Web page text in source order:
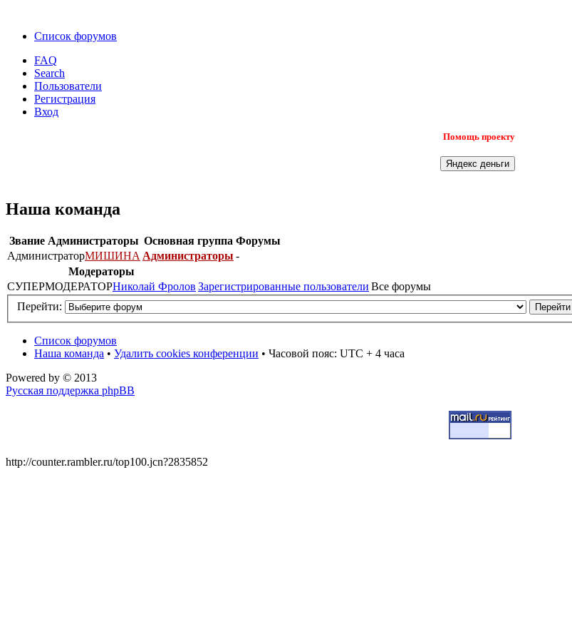
Список форумов
FAQ
Search
Пользователи
Регистрация
Вход
Помощь проекту
Наша команда
Звание Администраторы Основная группа Форумы
АдминистраторМИШИНА Администраторы -
Модераторы
СУПЕРМОДЕРАТОРНиколай Фролов Зарегистрированные пользователи Все форумы
Перейти:
Список форумов
Наша команда • Удалить cookies конференции • Часовой пояс: UTC + 4 часа
Powered by © 2013
Русская поддержка phpBB
http://counter.rambler.ru/top100.jcn?2835852